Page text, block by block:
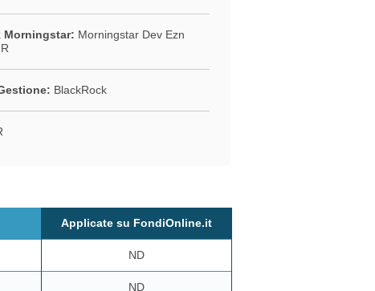
Morningstar: Morningstar Dev Ezn
BlackRock
Applicate su FondiOnline.it
ND
ND